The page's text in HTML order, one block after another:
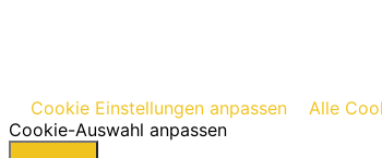
Cookie Einstellungen anpassen Alle
Cookie-Auswahl anpassen